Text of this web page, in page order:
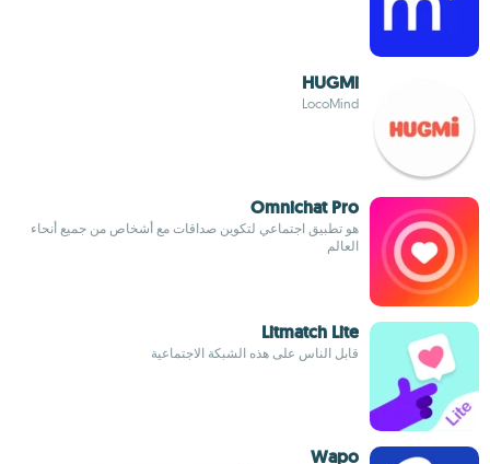
HUGMi
LocoMind
Omnichat Pro
هو تطبيق اجتماعي لتكوين صداقات مع أشخاص من جميع أنحاء
العالم
Litmatch Lite
قابل الناس على هذه الشبكة الاجتماعية
Wapo